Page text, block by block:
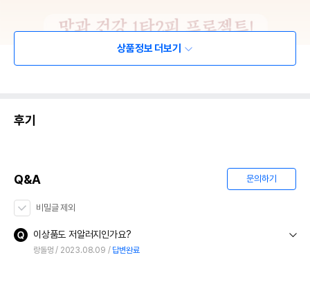
상품정보 더보기
후기
Q&A 문의하기
비밀글 제외
이상품도 저알러지인가요?
랑돌멍 2023.08.09 답변완료